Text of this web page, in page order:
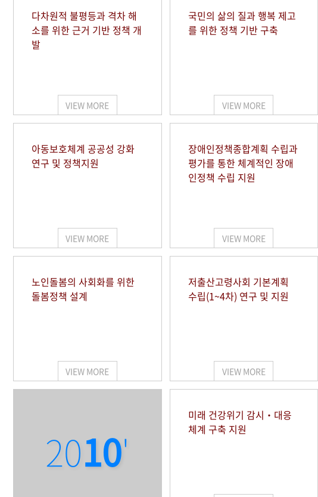
다차원적 불평등과 격차 해
소를 위한 근거 기반 정책 개
발
VIEW MORE
국민의 삶의 질과 행복 제고
를 위한 정책 기반 구축
VIEW MORE
아동보호체계 공공성 강화
연구 및 정책지원
VIEW MORE
장애인정책종합계획 수립과
평가를 통한 체계적인 장애
인정책 수립 지원
VIEW MORE
노인돌봄의 사회화를 위한
돌봄정책 설계
VIEW MORE
저출산고령사회 기본계획
수립(1~4차) 연구 및 지원
VIEW MORE
2010'
미래 건강위기 감시‧대응
체계 구축 지원